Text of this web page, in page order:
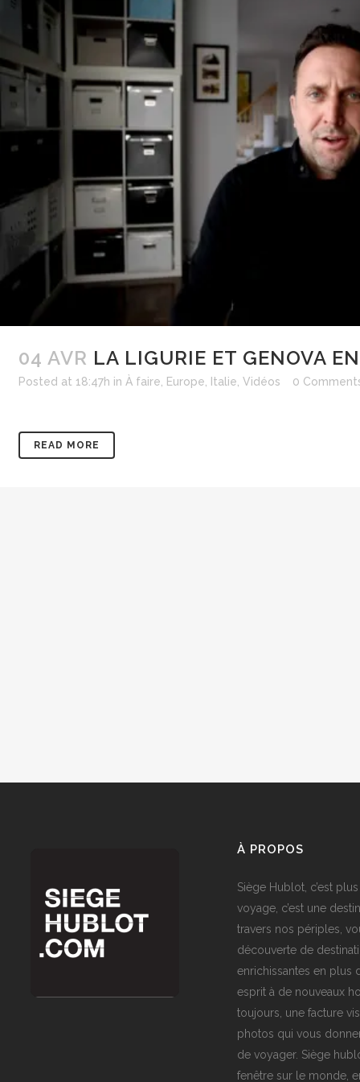
04 AVR LA LIGURIE ET GENOVA
Posted at 18:47h in À faire Europe Italie Vidéos 0
READ MORE
À PROPOS
Siège Hublot, c’est
voyage, c’est une
travers nos périples,
découverte de
enrichissantes en plus
esprit à de nouveaux
toujours, une facture
photos qui vous
de voyager. Siège
fenêtre sur le monde,